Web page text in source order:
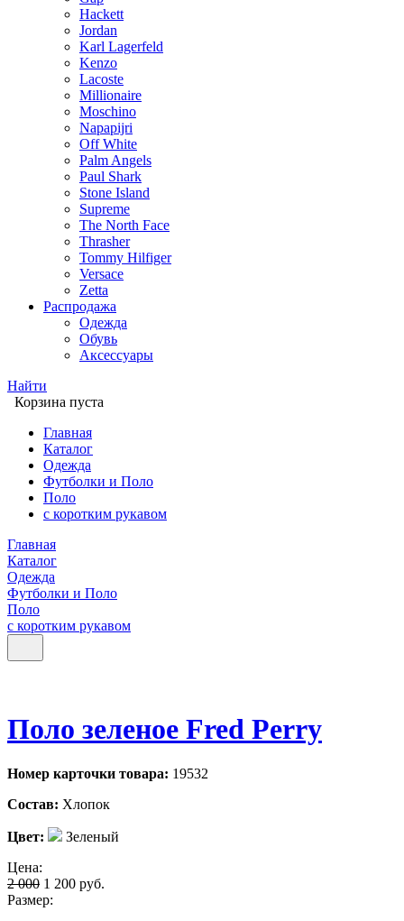
Hackett
Jordan
Karl Lagerfeld
Kenzo
Lacoste
Millionaire
Moschino
Napapijri
Off White
Palm Angels
Paul Shark
Stone Island
Supreme
The North Face
Thrasher
Tommy Hilfiger
Versace
Zetta
Распродажа
Одежда
Обувь
Аксессуары
Найти
Корзина пуста
Главная
Каталог
Одежда
Футболки и Поло
Поло
с коротким рукавом
Главная
Каталог
Одежда
Футболки и Поло
Поло
с коротким рукавом
Поло зеленое Fred Perry
Номер карточки товара: 19532
Состав: Хлопок
Цвет:
Зеленый
Цена:
2 000 1 200 руб.
Размер: